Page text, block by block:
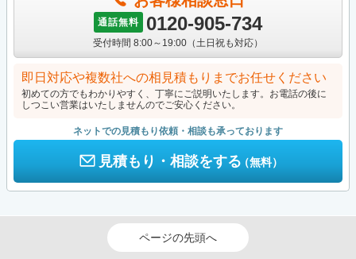
通話無料 0120-905-734
受付時間 8:00～19:00（土日祝も対応）
即日対応や複数社への相見積もりまでお任せください
初めての方でもわかりやすく、丁寧にご説明いたします。お電話の後に
しつこい営業はいたしませんのでご安心ください。
ネットでの見積もり依頼・相談も承っております
見積もり・相談をする（無料）
ページの先頭へ